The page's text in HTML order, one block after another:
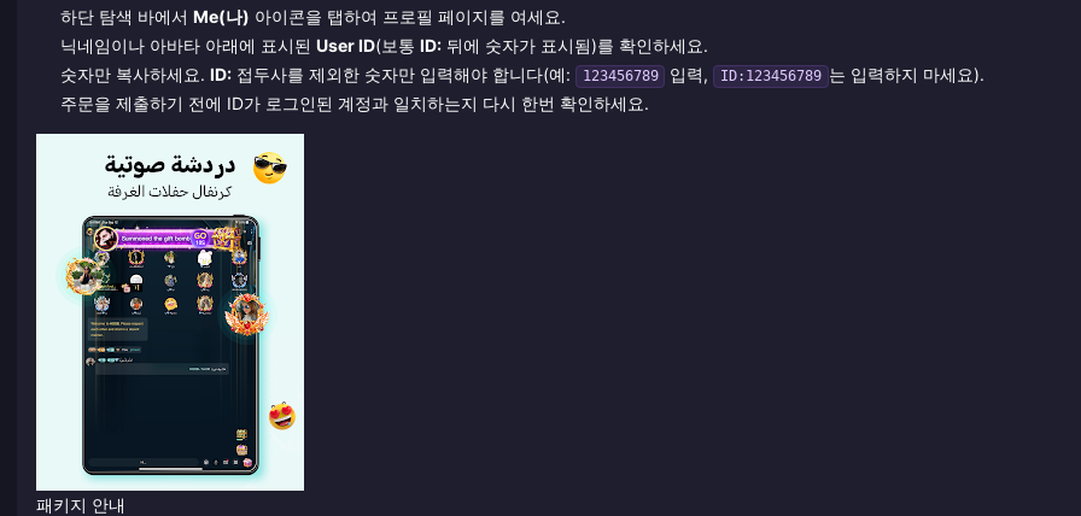
하단 탐색 바에서 Me(나) 아이콘을 탭하여 프로필 페이지를 여세요.
닉네임이나 아바타 아래에 표시된 User ID(보통 ID:뒤에 숫자가 표시됨)를 확인하세요.
숫자만 복사하세요. ID:접두사를 제외한 숫자만 입력해야 합니다(예: 123456789 입력, ID:123456789 는 입력하지 마세요).
주문을 제출하기 전에 ID가 로그인된 계정과 일치하는지 다시 한번 확인하세요.
패키지 안내